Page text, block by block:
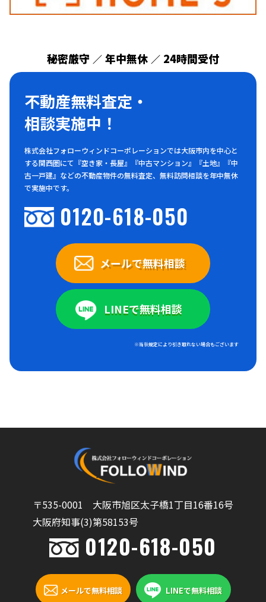
秘密厳守 ／ 年中無休 ／ 24時間受付
不動産無料査定・
相談実施中！
株式会社フォローウィンドコーポレーションでは大阪市内を中心と
する関西圏にて『空き家・長屋』『中古マンション』『土地』『中
古一戸建』などの不動産物件の無料査定、無料訪問相談を年中無休
で実施中です。
0120-618-050
メールで無料相談
LINEで無料相談
※当社規定により引き取れない場合もございます
〒535-0001 大阪市旭区太子橋1丁目16番16号
大阪府知事(3)第58153号
0120-618-050
メールで無料相談 LINEで無料相談